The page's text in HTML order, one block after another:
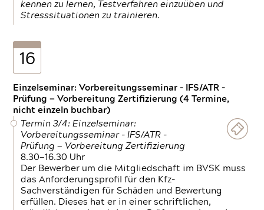
kennen zu lernen, Testverfahren einzuüben und
Stresssituationen zu trainieren.
16
Einzelseminar: Vorbereitungsseminar - IFS/ATR -
Prüfung — Vorbereitung Zertifizierung (4 Termine,
nicht einzeln buchbar)
Termin 3/4: Einzelseminar:
Vorbereitungsseminar - IFS/ATR -
Prüfung — Vorbereitung Zertifizierung
8.30—16.30 Uhr
Der Bewerber um die Mitgliedschaft im BVSK muss
das Anforderungsprofil für den Kfz-
Sachverständigen für Schäden und Bewertung
erfüllen. Dieses hat er in einer schriftlichen,